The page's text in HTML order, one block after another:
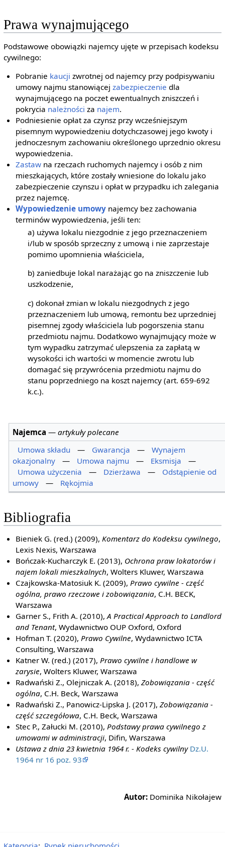
Prawa wynajmującego
Podstawowe obowiązki najemcy ujęte w przepisach kodeksu
cywilnego:
Pobranie kaucji zwrotnej od najemcy przy podpisywaniu
umowy najmu stanowiącejzabezpieczenie dla
wynajmującego na poczet ewentualnych zniszczeń i
pokrycia należności za najem.
Podniesienie opłat za czynsz przy wcześniejszym
pisemnym wypowiedzeniu dotychczasowej jego kwoty i
jednoczesnym zachowaniu określonego uprzednio okresu
wypowiedzenia.
Zastaw na rzeczach ruchomych najemcy i osób z nim
mieszkających, które zostały wniesione do lokalu jako
zabezpieczenie czynszu i opłat w przypadku ich zalegania
przez najemcę.
Wypowiedzenie umowy najemcy bez zachowania
terminów wypowiedzenia, jeśli ten:
a) używa lokalu niezgodnie z jego przeznaczeniem
i/lub w sposób sprzeczny z umową i nie zaprzestaje
pomimo upomnienia właściciela,
b) zaniedbuje lokal narażając go na zniszczenie lub
uszkodzenie,
c) dokonał zmian w lokalu niezgodnych z jego
przeznaczeniem lub umową, remontu bez uprzedniej
pisemnej zgody właściciela lub pogorszenia stanu
przedmiotu najmu. Dodatkowo wynajmujący może w
tym wypadku zatrzymać ulepszenia za zapłatą w
wysokości ich wartości w momencie zwrotu lub
domagać się przywrócenia przedmiotu najmu do
stanu poprzedniego na koszt najemcy (art. 659-692
k.c.).
Najemca —artykuły polecane
Umowa składu
— Gwarancja —
Wynajem
okazjonalny
— Umowa najmu — Eksmisja
—
Umowa użyczenia
— Dzierżawa —
Odstąpienie od
umowy
— Rękojmia
Bibliografia
Bieniek G. (red.) (2009), Komentarz do Kodeksu cywilnego,
Lexis Nexis, Warszawa
Bończak-Kucharczyk E. (2013), Ochrona praw lokatorów i
najem lokali mieszkalnych, Wolters Kluwer, Warszawa
Czajkowska-Matosiuk K. (2009), Prawo cywilne - część
ogólna, prawo rzeczowe i zobowiązania, C.H. BECK,
Warszawa
Garner S., Frith A. (2010),A Practical Approach to Landlord
and Tenant, Wydawnictwo OUP Oxford, Oxford
Hofman T. (2020), Prawo Cywilne, Wydawnictwo ICTA
Consulting, Warszawa
Katner W. (red.) (2017), Prawo cywilne i handlowe w
zarysie, Wolters Kluwer, Warszawa
Radwański Z., Olejniczak A. (2018),Zobowiązania - część
ogólna, C.H. Beck, Warszawa
Radwański Z., Panowicz-Lipska J. (2017),Zobowiązania -
część szczegółowa, C.H. Beck, Warszawa
Stec P., Załucki M. (2010), Podstawy prawa cywilnego z
umowami w administracji, Difin, Warszawa
Ustawa z dnia 23 kwietnia 1964 r. - Kodeks cywilny Dz.U.
1964 nr 16 poz. 93
Autor: Dominika Nikołajew